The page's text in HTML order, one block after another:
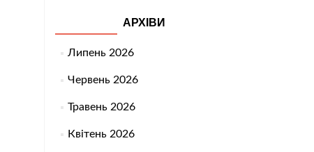
АРХІВИ
Липень 2026
Червень 2026
Травень 2026
Квітень 2026